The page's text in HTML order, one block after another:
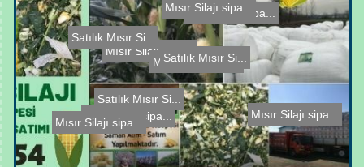
Mısır Silajı sipa...
Satılık Mısır Si...
Mısır Silajı sipa...
Mısır Silajı sipa...
Mısır Silajı sipa...
Satılık Mısır Si...
Satılık Mısır Si...
Mısır Silajı sipa...
Mısır Silajı sipa...
Mısır Silajı sipa...